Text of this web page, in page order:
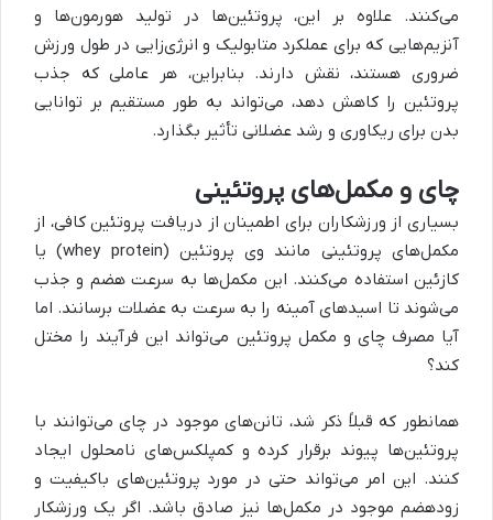
می‌کنند. علاوه بر این، پروتئین‌ها در تولید هورمون‌ها و
آنزیم‌هایی که برای عملکرد متابولیک و انرژی‌زایی در طول ورزش
ضروری هستند، نقش دارند. بنابراین، هر عاملی که جذب
پروتئین را کاهش دهد، می‌تواند به طور مستقیم بر توانایی
بدن برای ریکاوری و رشد عضلانی تأثیر بگذارد.
چای و مکمل‌های پروتئینی
بسیاری از ورزشکاران برای اطمینان از دریافت پروتئین کافی، از
مکمل‌های پروتئینی مانند وی پروتئین (whey protein) یا
کازئین استفاده می‌کنند. این مکمل‌ها به سرعت هضم و جذب
می‌شوند تا اسیدهای آمینه را به سرعت به عضلات برسانند. اما
آیا مصرف چای و مکمل پروتئین می‌تواند این فرآیند را مختل
کند؟
همانطور که قبلاً ذکر شد، تانن‌های موجود در چای می‌توانند با
پروتئین‌ها پیوند برقرار کرده و کمپلکس‌های نامحلول ایجاد
کنند. این امر می‌تواند حتی در مورد پروتئین‌های باکیفیت و
زودهضم موجود در مکمل‌ها نیز صادق باشد. اگر یک ورزشکار